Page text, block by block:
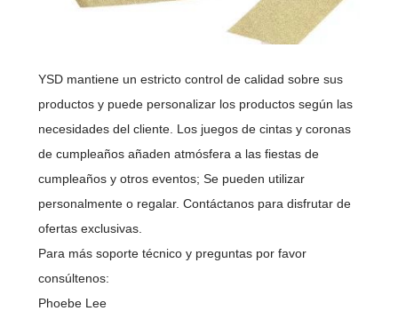
YSD mantiene un estricto control de calidad sobre sus
productos y puede personalizar los productos según las
necesidades del cliente. Los juegos de cintas y coronas
de cumpleaños añaden atmósfera a las fiestas de
cumpleaños y otros eventos; Se pueden utilizar
personalmente o regalar. Contáctanos para disfrutar de
ofertas exclusivas.
Para más soporte técnico y preguntas por favor
consúltenos:
Phoebe Lee